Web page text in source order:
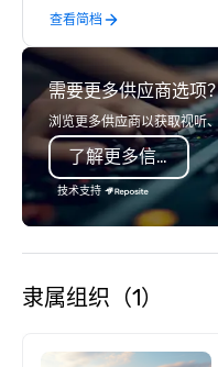
查看简档
需要更多供应商选项
浏览更多供应商以获取视听
了解更多信息
技术支持
隶属组织（1）